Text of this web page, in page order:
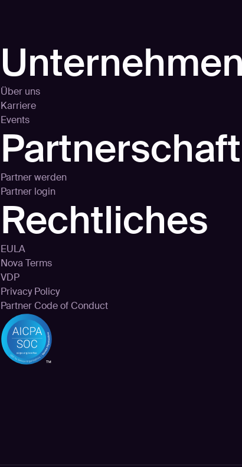
Über uns
Karriere
Events
Partner werden
Partner login
Rechtliches
EULA
Nova Terms
VDP
Privacy Policy
Partner Code of Conduct